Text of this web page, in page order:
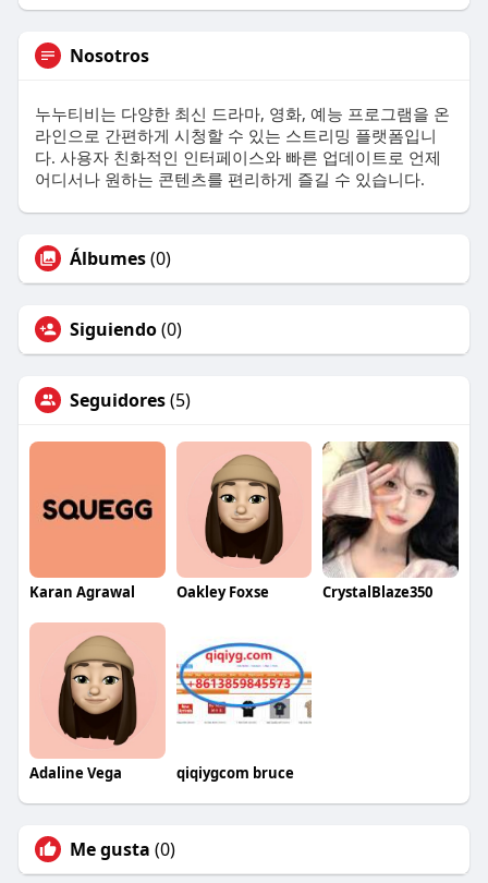
Nosotros
누누티비는 다양한 최신 드라마, 영화, 예능 프로그램을 온
라인으로 간편하게 시청할 수 있는 스트리밍 플랫폼입니
다. 사용자 친화적인 인터페이스와 빠른 업데이트로 언제
어디서나 원하는 콘텐츠를 편리하게 즐길 수 있습니다.
Álbumes(0)
Siguiendo(0)
Seguidores(5)
Karan Agrawal Oakley Foxse CrystalBlaze350
Adaline Vega qiqiygcom bruce
Me gusta (0)